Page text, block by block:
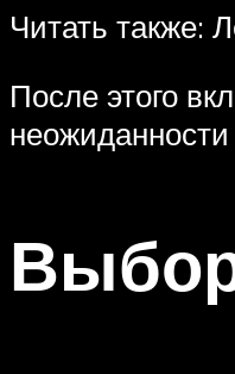
Читать также:
После этого